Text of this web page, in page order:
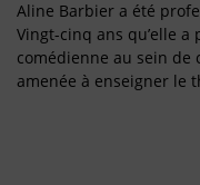
Aline Barbier a été
Vingt-cinq ans qu’elle
comédienne au sein de
amenée à enseigner le